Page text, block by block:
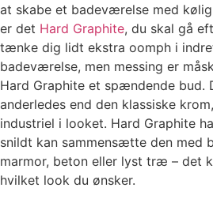
at skabe et badeværelse med
er det Hard Graphite, du skal gå
tænke dig lidt ekstra oomph i
badeværelse, men messing er
Hard Graphite et spændende bud.
anderledes end den klassiske
industriel i looket. Hard Graphite
snildt kan sammensætte den med
marmor, beton eller lyst træ – det
hvilket look du ønsker.